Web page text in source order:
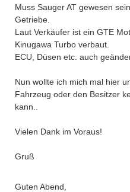
Muss Sauger AT gewesen
Getriebe.
Laut Verkäufer ist ein GTE
Kinugawa Turbo verbaut.
ECU, Düsen etc. auch
Nun wollte ich mich mal hier
Fahrzeug oder den Besitzer
kann..
Vielen Dank im Voraus!
Gruß
Guten Abend,